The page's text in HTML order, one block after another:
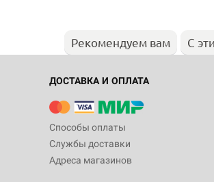
Рекомендуем вам С
ДОСТАВКА И ОПЛАТА
Способы оплаты
Службы доставки
Адреса магазинов